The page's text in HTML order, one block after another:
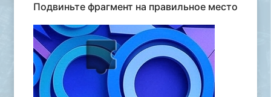
Подвиньте фрагмент на правильное место